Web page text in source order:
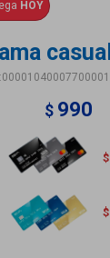
HOY
$ 990
$
$